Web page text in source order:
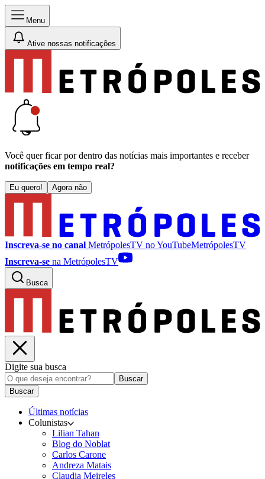
Menu
Ative nossas notificações
Você quer ficar por dentro das notícias mais importantes e receber
notificações em tempo real?
Eu quero! Agora não
Inscreva-se no canal MetrópolesTV noYouTubeMetrópolesTV
Inscreva-se na MetrópolesTV
Busca
Digite sua busca
Buscar
Buscar
Últimas notícias
Colunistas
Lilian Tahan
Blog do Noblat
Carlos Carone
Andreza Matais
Claudia Meireles